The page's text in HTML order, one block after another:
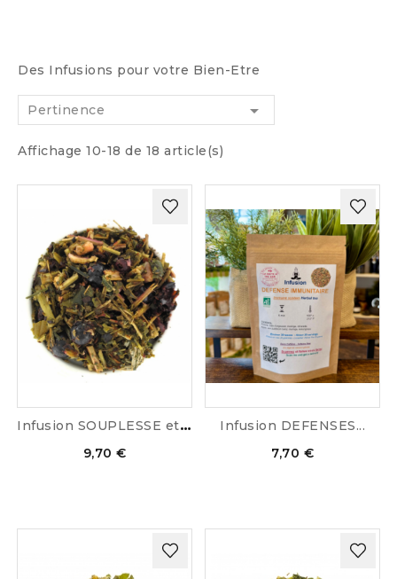
Des Infusions pour votre Bien-Etre
Pertinence 
Affichage 10-18 de 18 article(s)
I
nfusion SOUPLESSE et CONFORT
9,70 €
Infusion DEFENSES...
7,70 €